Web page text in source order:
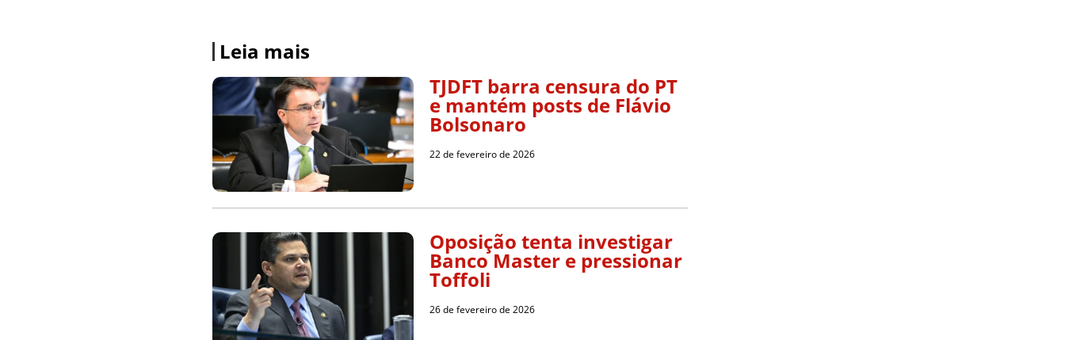
Leia mais
TJDFT barra censura do PT
e mantém posts de Flávio
Bolsonaro
22 de fevereiro de 2026
Oposição tenta investigar
Banco Master e pressionar
Toffoli
26 de fevereiro de 2026